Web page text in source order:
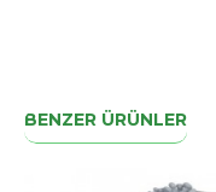
BENZER ÜRÜNLER